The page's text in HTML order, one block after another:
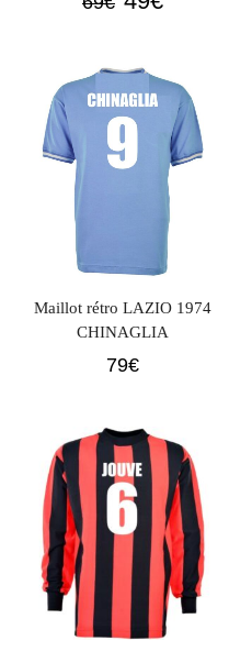
était :
69€.
est :
49€.
Maillot rétro LAZIO 1974
CHINAGLIA
79€